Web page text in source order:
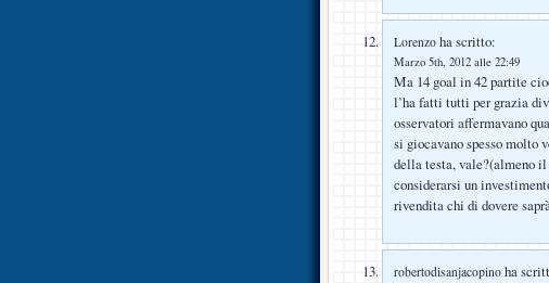
Lorenzo ha scritto:
Marzo 5th, 2012 alle 22:49
Ma 14 goal in 42 partite
l’ha fatti tutti per grazia
osservatori affermavano
si giocavano spesso molto
della testa, vale?(almeno
considerarsi un
rivendita chi di dovere
robertodisanjacopino ha